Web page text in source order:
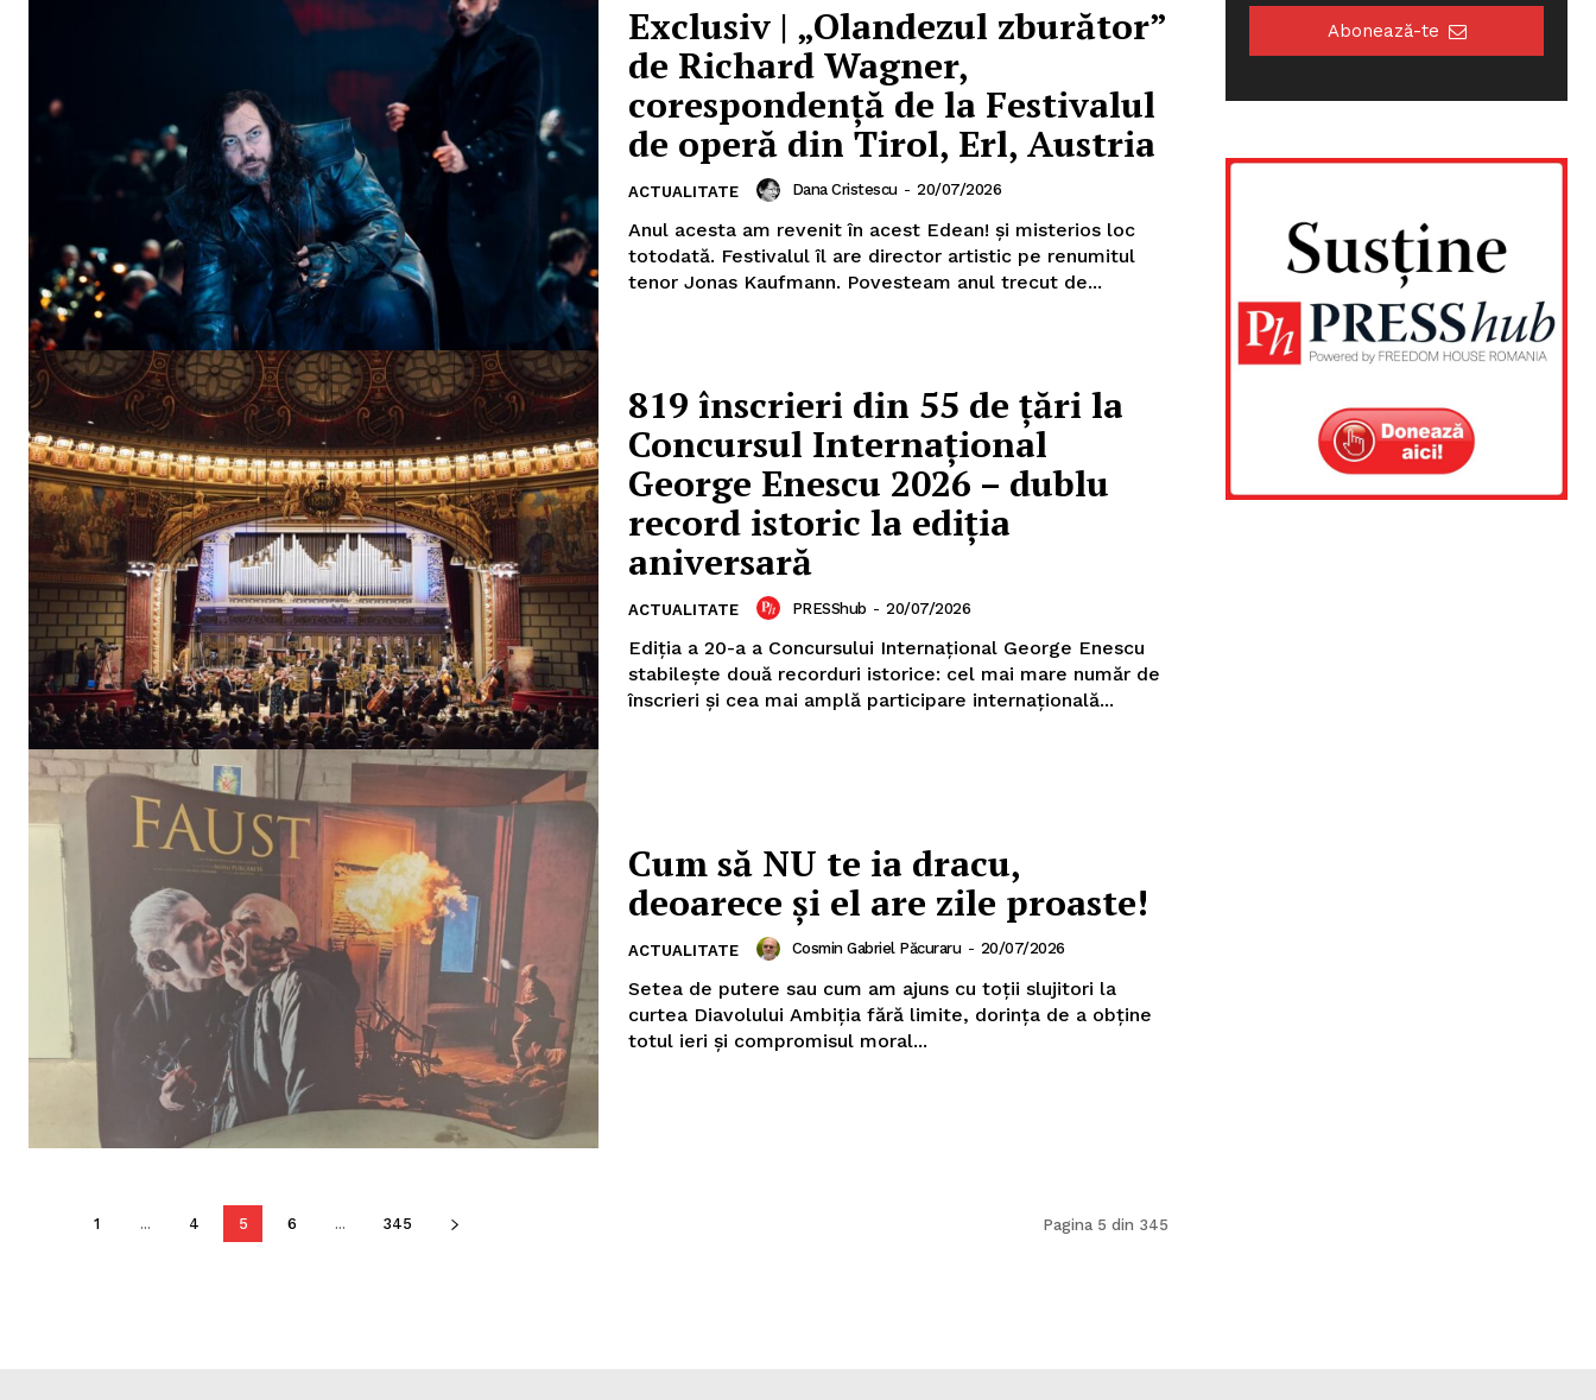
Un proiect
FREEDOM HOUSE
ROMÂNIA
PRESShub
Despre noi / Echipa
Proiecte editoriale
Exclusiv | „Olandezul zburător”
de Richard Wagner,
corespondență de la Festivalul
de operă din Tirol, Erl, Austria
ACTUALITATE Dana Cristescu - 20/07/2026
Anul acesta am revenit în acest Edean! și misterios loc
totodată. Festivalul îl are director artistic pe renumitul
tenor Jonas Kaufmann. Povesteam anul trecut de...
819 înscrieri din 55 de țări la
Concursul Internațional
George Enescu 2026 – dublu
record istoric la ediția
aniversară
ACTUALITATE PRESShub - 20/07/2026
Ediția a 20-a a Concursului Internațional George Enescu
stabilește două recorduri istorice: cel mai mare număr de
înscrieri și cea mai amplă participare internațională...
Cum să NU te ia dracu,
deoarece și el are zile proaste!
ACTUALITATE Cosmin Gabriel Păcuraru - 20/07/2026
Setea de putere sau cum am ajuns cu toții slujitori la
curtea Diavolului Ambiția fără limite, dorința de a obține
totul ieri și compromisul moral...
1 ... 4 5 6 ... 345 Pagina 5 din 345
Abonează-te